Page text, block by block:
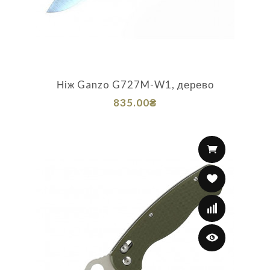
Ніж Ganzo G727M-W1, дерево
835.00₴